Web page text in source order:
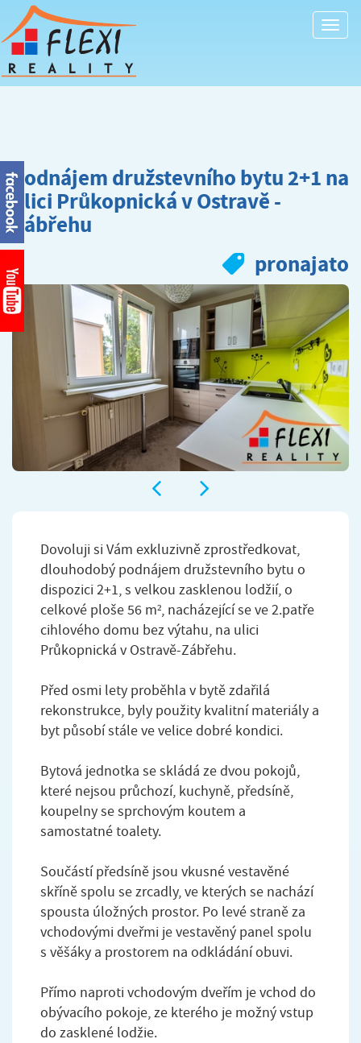
Podnájem družstevního bytu 2+1 na
ulici Průkopnická v Ostravě -
Zábřehu
pronajato
Dovoluji si Vám exkluzivně zprostředkovat,
dlouhodobý podnájem družstevního bytu o
dispozici 2+1, s velkou zasklenou lodžií, o
celkové ploše 56 m², nacházející se ve 2.patře
cihlového domu bez výtahu, na ulici
Průkopnická v Ostravě-Zábřehu.
Před osmi lety proběhla v bytě zdařilá
rekonstrukce, byly použity kvalitní materiály a
byt působí stále ve velice dobré kondici.
Bytová jednotka se skládá ze dvou pokojů,
které nejsou průchozí, kuchyně, předsíně,
koupelny se sprchovým koutem a
samostatné toalety.
Součástí předsíně jsou vkusné vestavěné
skříně spolu se zrcadly, ve kterých se nachází
spousta úložných prostor. Po levé straně za
vchodovými dveřmi je vestavěný panel spolu
s věšáky a prostorem na odkládání obuvi.
Přímo naproti vchodovým dveřím je vchod do
obývacího pokoje, ze kterého je možný vstup
do zasklené lodžie.